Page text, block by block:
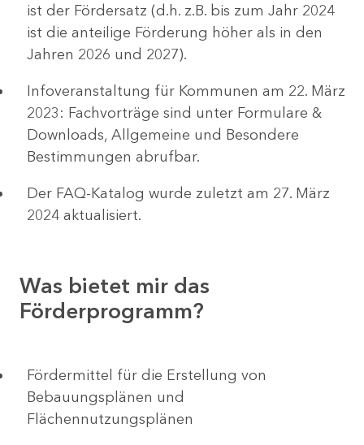
ist der Fördersatz (d.h. z.B. bis zum Jahr 2024
ist die anteilige Förderung höher als in den
Jahren 2026 und 2027).
Infoveranstaltung für Kommunen am 22. März
2023: Fachvorträge sind unter Formulare &
Downloads, Allgemeine und Besondere
Bestimmungen abrufbar.
Der FAQ-Katalog wurde zuletzt am 27. März
2024 aktualisiert.
Was bietet mir das
Förderprogramm?
Fördermittel für die Erstellung von
Bebauungsplänen und
Flächennutzungsplänen